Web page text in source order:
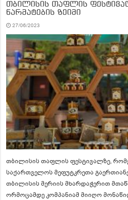
თბილისის თაფლის
წარმატების ზეიმი
27/06/2023
თბილისის თაფლის ფესტივალზე,
საქართველოს მეფუტკრეთა
თბილისის მერიის მხარდაჭერით
ორმოცამდე კომპანიამ მიიღო